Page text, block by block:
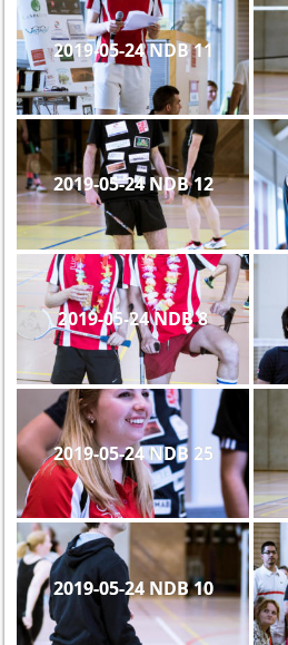
2019-05-24 NDB 11
2019-05-24 NDB 12
2019-05-24 NDB 8
2019-05-24 NDB 25
2019-05-24 NDB 10